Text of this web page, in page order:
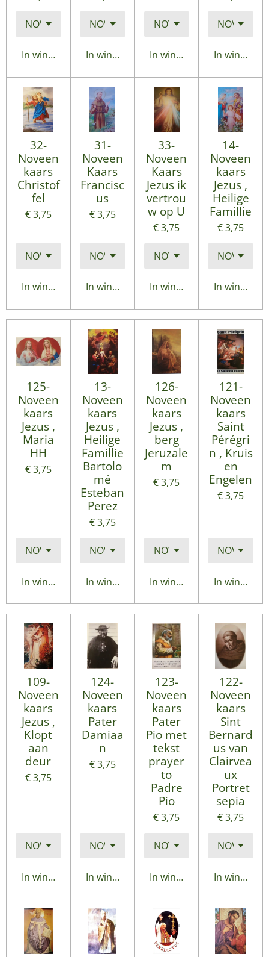
In winkelwagenIn winkelwagenIn winkelwagenIn
32-
Noveen
kaars
Christof
fel
€ 3,75
In winkelwagen
31-
Noveen
Kaars
Francisc
us
€ 3,75
In winkelwagen
33-
Noveen
Kaars
Jezus ik
vertrou
w op U
€ 3,75
In winkelwagen
14-
Noveen
kaars
Jezus ,
Heilige
Famillie
€ 3,75
In
125-
Noveen
kaars
Jezus ,
Maria
HH
€ 3,75
In winkelwagen
13-
Noveen
kaars
Jezus ,
Heilige
Famillie
Bartolo
mé
Esteban
Perez
€ 3,75
In winkelwagen
126-
Noveen
kaars
Jezus ,
berg
Jeruzale
m
€ 3,75
In winkelwagen
121-
Noveen
kaars
Saint
Pérégri
n , Kruis
en
Engelen
€ 3,75
In
109-
Noveen
kaars
Jezus ,
Klopt
aan
deur
€ 3,75
In winkelwagen
124-
Noveen
kaars
Pater
Damiaa
n
€ 3,75
In winkelwagen
123-
Noveen
kaars
Pater
Pio met
tekst
prayer
to
Padre
Pio
€ 3,75
In winkelwagen
122-
Noveen
kaars
Sint
Bernard
us van
Clairvea
ux
Portret
sepia
€ 3,75
In